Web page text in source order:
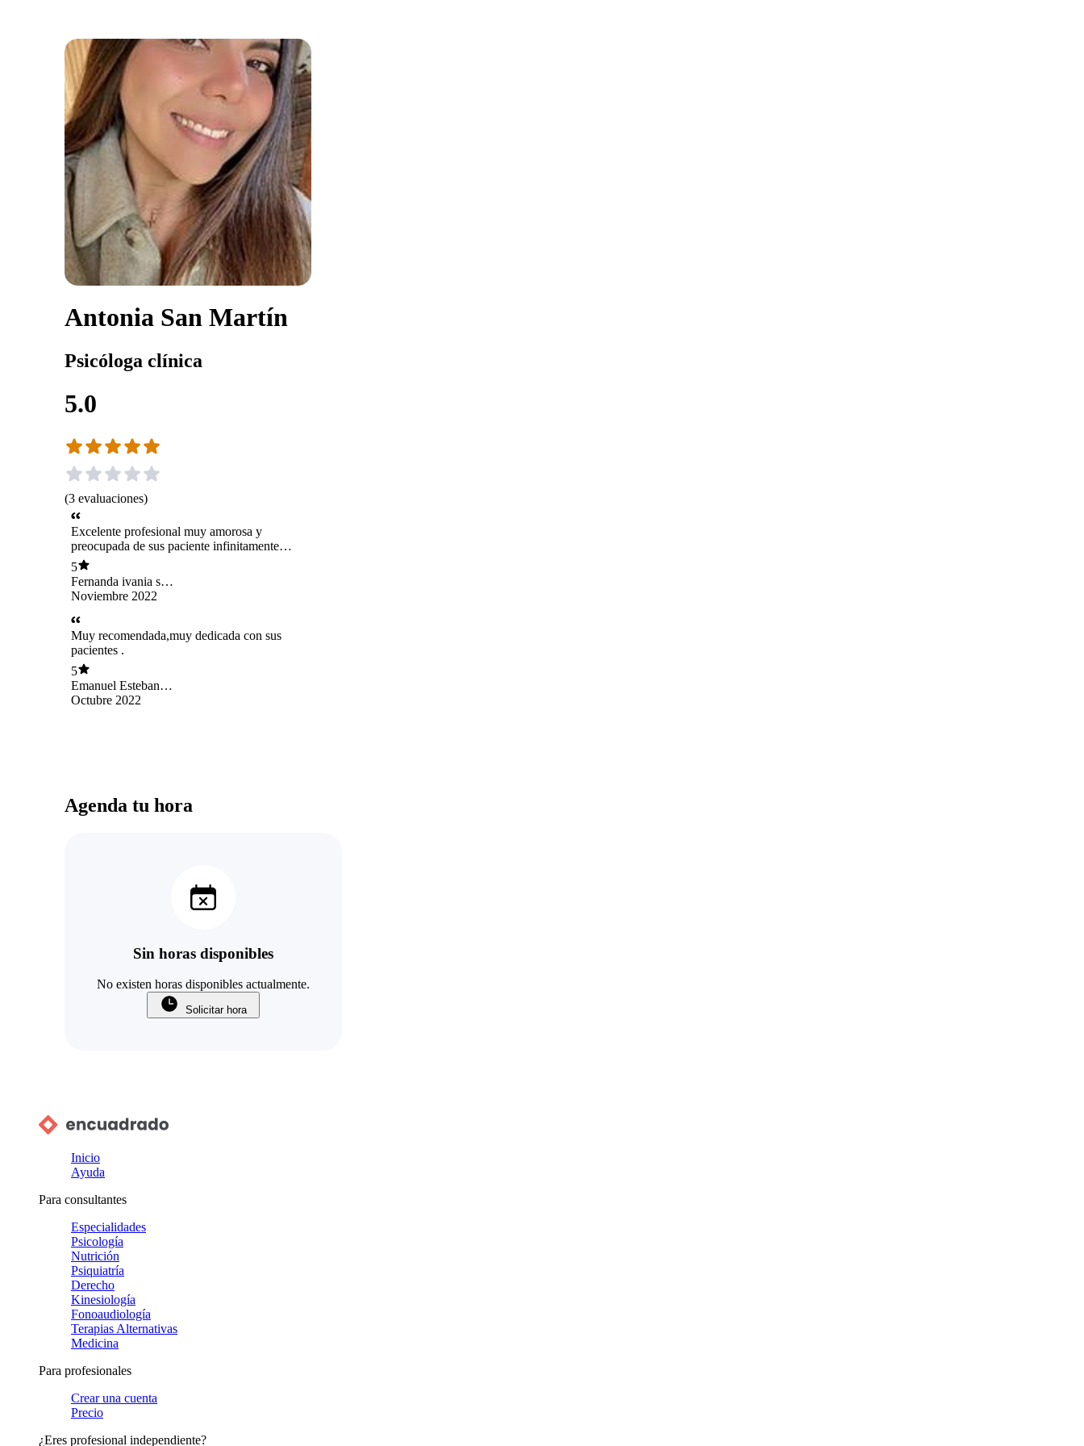
Antonia San Martín
Psicóloga clínica
5.0
(3 evaluaciones)
Excelente profesional muy amorosa y
preocupada de sus paciente infinitamente
agradecida de ella
5
Fernanda ivania san
martin bascur
Noviembre 2022
Muy recomendada,muy dedicada con sus
pacientes .
5
Emanuel Esteban
Fuentealba Bascur
Octubre 2022
Agenda tu hora
Sin horas disponibles
No existen horas disponibles actualmente.
Solicitar hora
Inicio
Ayuda
Para consultantes
Especialidades
Psicología
Nutrición
Psiquiatría
Derecho
Kinesiología
Fonoaudiología
Terapias Alternativas
Medicina
Para profesionales
Crear una cuenta
Precio
¿Eres profesional independiente?